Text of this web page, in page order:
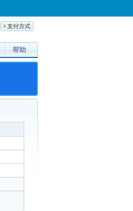
支付方式
帮助